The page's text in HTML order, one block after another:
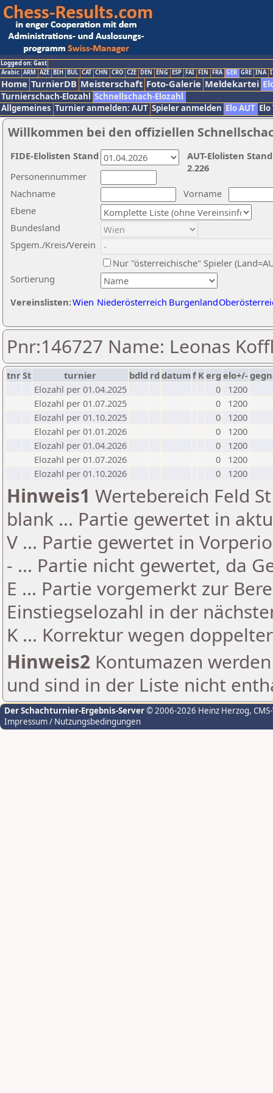
Logged on: Gast
Arabic ARM AZE BIH BUL CAT CHN CRO CZE DEN ENG ESP FAI FIN FRA GER GRE INA
Home TurnierDB Meisterschaft Foto-Galerie Meldekartei
Turnierschach-Elozahl Schnellschach-Elozahl
Allgemeines Turnier anmelden: AUT Spieler anmelden Elo AUT
Willkommen bei den offiziellen
Nachname
Vorname
Ebene
Sortierung
Personennummer
Bundesland
Spgem./Kreis/Verein
Nur "österreichische" Spieler
Vereinslisten:Wien Niederösterreich Burgenland
AUT-Elolisten
2.226
FIDE-Elolisten Stand
Pnr:146727 Name: Leonas
tnrSt turnier bdld rd datumf Kerg elo+/-
Elozahl per 01.04.2025
0
1200
Elozahl per 01.07.2025
0
1200
Elozahl per 01.10.2025
0
1200
Elozahl per 01.01.2026
0
1200
Elozahl per 01.04.2026
0
1200
Elozahl per 01.07.2026
0
1200
Elozahl per 01.10.2026
0 1200
Hinweis1 Wertebereich Feld
blank ... Partie gewertet in
V ... Partie gewertet in
- ... Partie nicht gewertet, da
E ... Partie vorgemerkt zur
Einstiegselozahl in der
K ... Korrektur wegen
Hinweis2 Kontumazen
und sind in der Liste nicht
Der Schachturnier-Ergebnis-Server© 2006-2026 Heinz Herzog,
Impressum / Nutzungsbedingungen